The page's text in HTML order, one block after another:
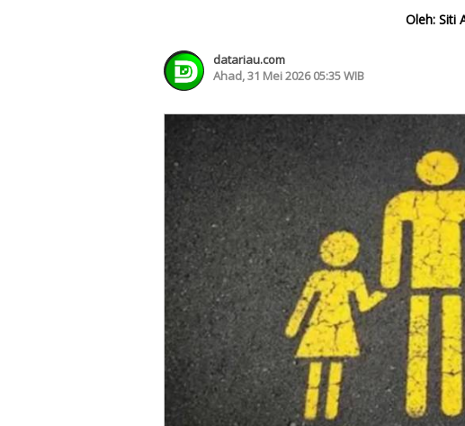
Oleh: Siti
datariau.com
Ahad, 31 Mei 2026 05:35 WIB